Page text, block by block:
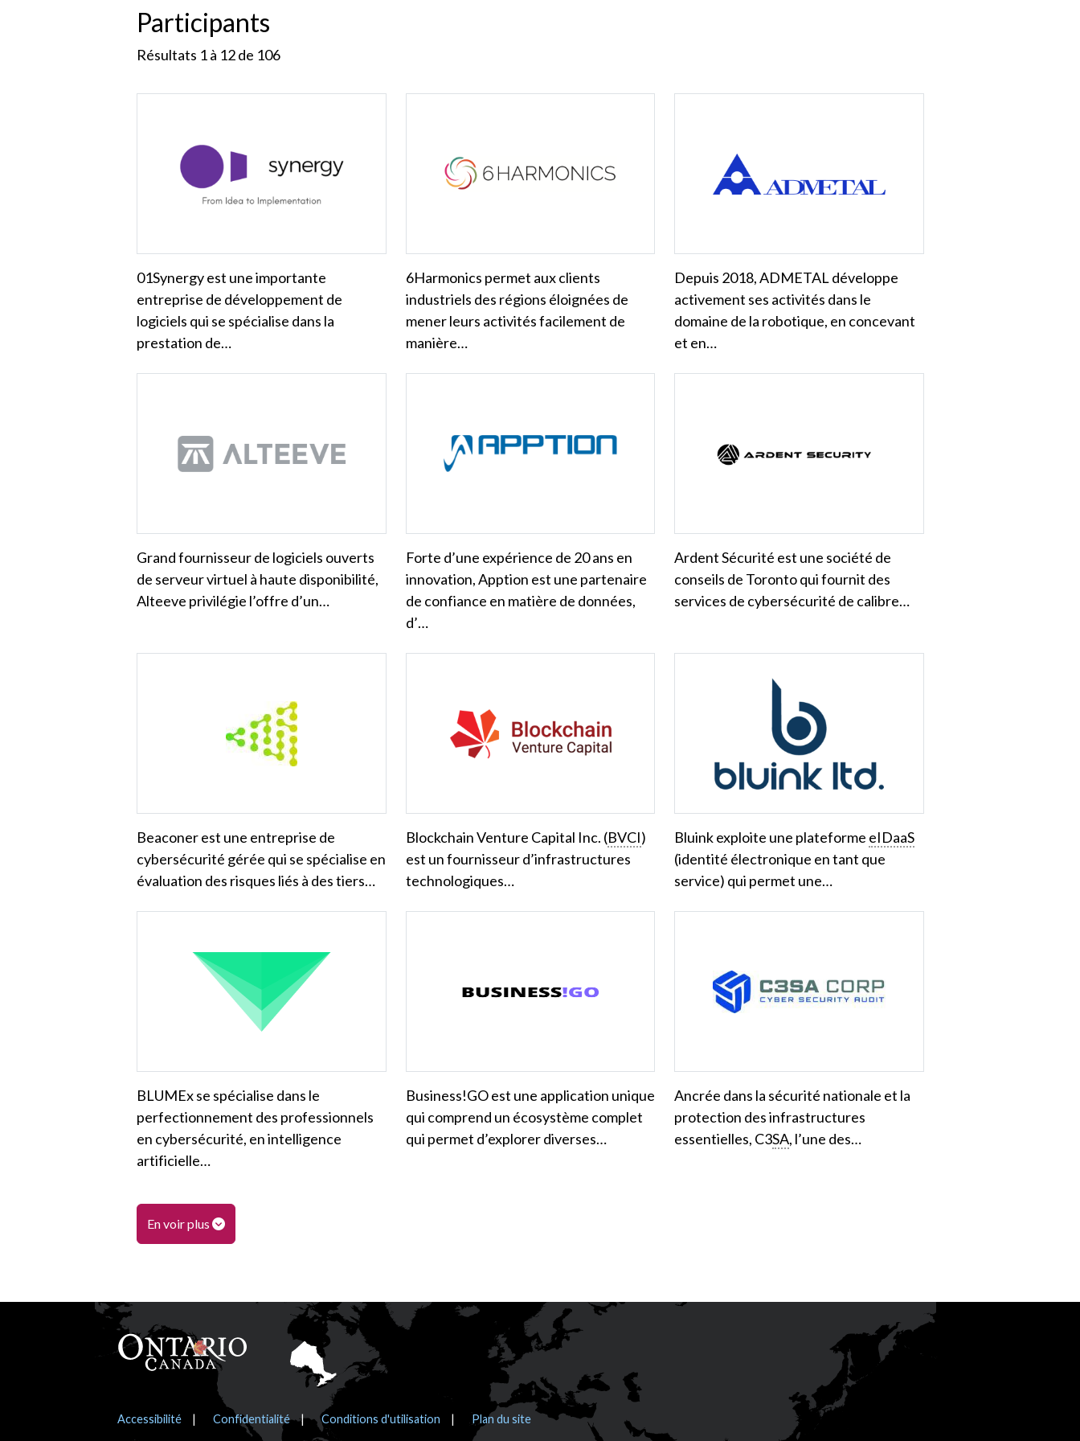
Participants
Résultats 1 à 12 de 106
01Synergy est une importante
entreprise de développement de
logiciels qui se spécialise dans la
prestation de…
6Harmonics permet aux clients
industriels des régions éloignées de
mener leurs activités facilement de
manière…
Depuis 2018, ADMETAL développe
activement ses activités dans le
domaine de la robotique, en concevant
et en…
Grand fournisseur de logiciels ouverts
de serveur virtuel à haute disponibilité,
Alteeve privilégie l’offre d’un…
Forte d’une expérience de 20 ans en
innovation, Apption est une partenaire
de confiance en matière de données,
d’…
Ardent Sécurité est une société de
conseils de Toronto qui fournit des
services de cybersécurité de calibre…
Beaconer est une entreprise de
cybersécurité gérée qui se spécialise en
évaluation des risques liés à des tiers…
Blockchain Venture Capital Inc. (BVCI)
est un fournisseur d’infrastructures
technologiques…
Bluink exploite une plateforme eIDaaS
(identité électronique en tant que
service) qui permet une…
BLUMEx se spécialise dans le
perfectionnement des professionnels
en cybersécurité, en intelligence
artificielle…
Business!GO est une application unique
qui comprend un écosystème complet
qui permet d’explorer diverses…
Ancrée dans la sécurité nationale et la
protection des infrastructures
essentielles, C3SA, l’une des…
En voir plus
Pied de page
Avis
Accessibilité Confidentialité Conditions d'utilisation Plan du site